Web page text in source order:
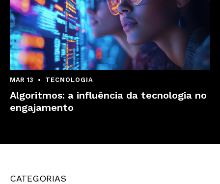
MAR 13 TECNOLOGIA
Algoritmos: a influência da tecnologia no
engajamento
CATEGORIAS